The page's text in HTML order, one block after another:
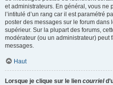
et administrateurs. En général, vous ne
l’intitulé d’un rang car il est paramétré
poster des messages sur le forum dans
supérieur. Sur la plupart des forums,
modérateur (ou un administrateur) peut
messages.
Haut
Lorsque je clique sur le lien courriel